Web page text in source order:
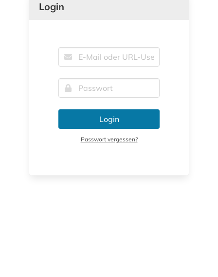
Login
Login
Passwort vergessen?